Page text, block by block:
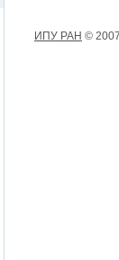
ИПУ РАН ©